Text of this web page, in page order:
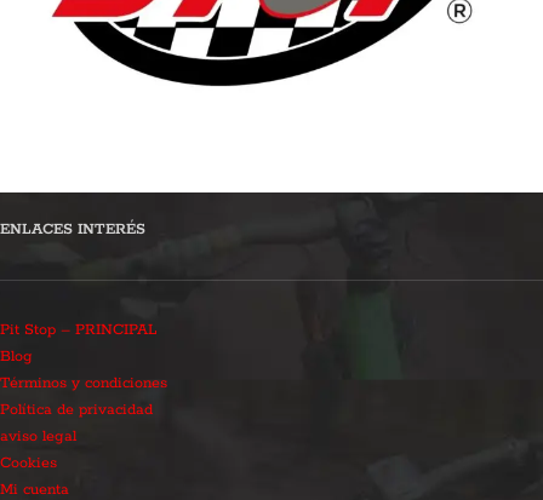
ENLACES INTERÉS
Pit Stop – PRINCIPAL
Blog
Términos y condiciones
Política de privacidad
aviso legal
Cookies
Mi cuenta